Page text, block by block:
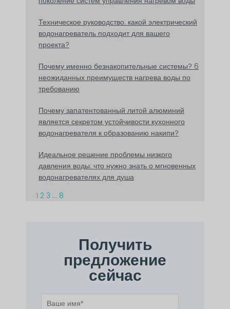
Техническое руководство: какой электрический
водонагреватель подходит для вашего
проекта?
Почему именно безнакопительные системы? 6
неожиданных преимуществ нагрева воды по
требованию
Почему запатентованный литой алюминий
является секретом устойчивости кухонного
водонагревателя к образованию накипи?
Идеальное решение проблемы низкого
давления воды: что нужно знать о мгновенных
водонагревателях для душа
1 2 3 ... 8
Получить
предложение
сейчас